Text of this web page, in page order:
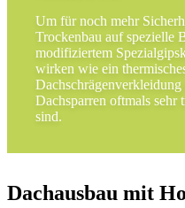
Um für noch mehr
Trockenbau auf spezielle
modifiziertem
wirken wie ein
Dachsparren oftmals sehr
sind.
Dachausbau mit